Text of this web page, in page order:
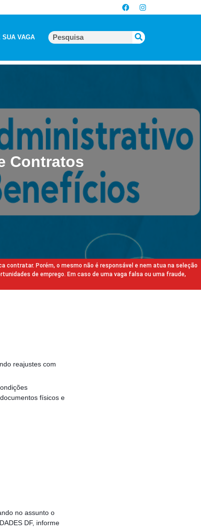
SUA VAGA
Contratos
contratar. Porém, o mesmo não é responsável e nem atua na seleção
de emprego. Em caso de uma vaga falsa ou uma fraude,
reajustes com
físicos e
no assunto o
DF, informe